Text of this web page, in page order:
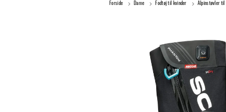
Forside Dame Fodtøj til kvinder Alpinstøvler til